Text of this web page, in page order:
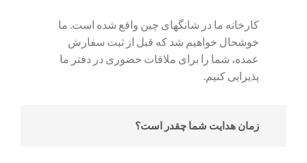
کارخانه ما در شانگهای چین واقع شده است. ما
خوشحال خواهیم شد که قبل از ثبت سفارش
عمده، شما را برای ملاقات حضوری در دفتر ما
پذیرایی کنیم.
زمان هدایت شما چقدر است؟